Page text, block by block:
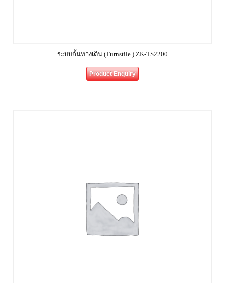
ระบบกั้นทางเดิน (Turnstile ) ZK-TS2200
Product Enquiry